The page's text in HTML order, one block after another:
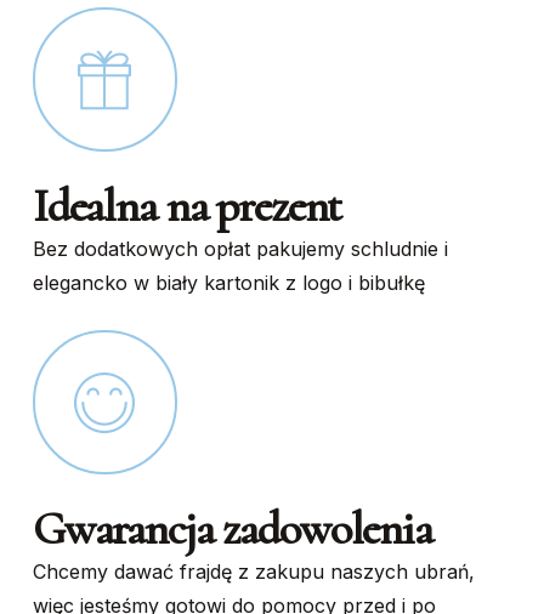
Idealna na prezent
Bez dodatkowych opłat pakujemy schludnie i
elegancko w biały kartonik z logo i bibułkę
Gwarancja zadowolenia
Chcemy dawać frajdę z zakupu naszych ubrań,
więc jesteśmy gotowi do pomocy przed i po